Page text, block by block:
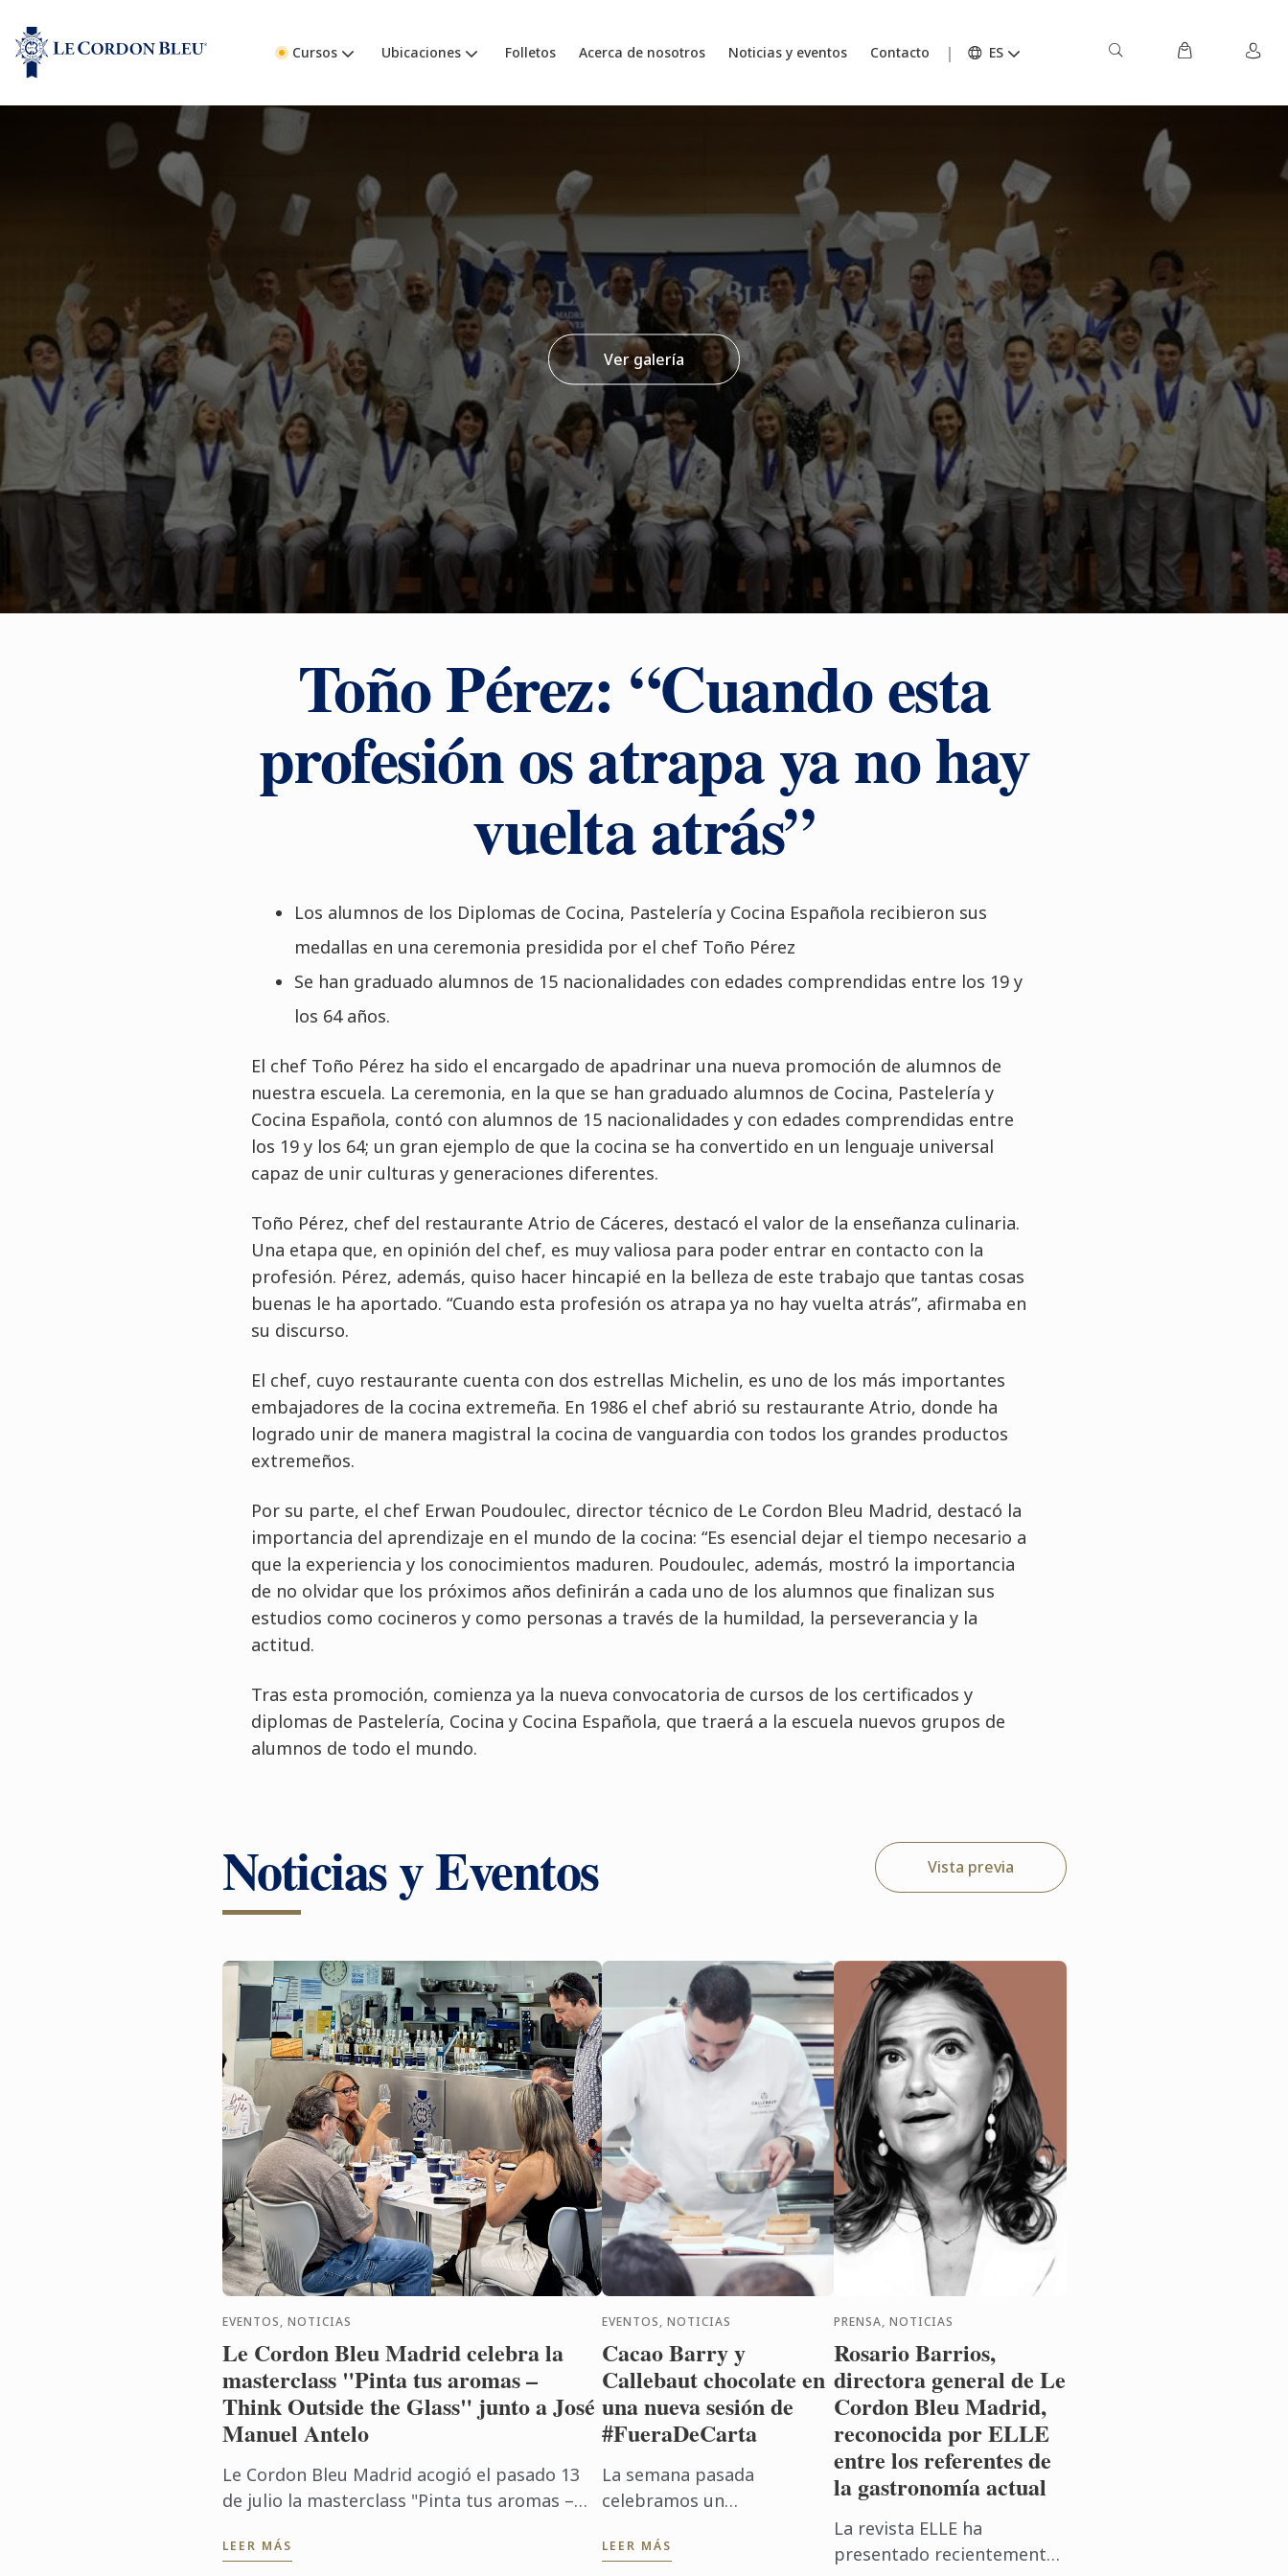
Cursos Ubicaciones Folletos Acerca de nosotros Noticias y eventos Contacto ES
Ver galería
Toño Pérez: “Cuando esta
profesión os atrapa ya no hay
vuelta atrás”
Los alumnos de los Diplomas de Cocina, Pastelería y Cocina Española recibieron sus
medallas en una ceremonia presidida por el chef Toño Pérez
Se han graduado alumnos de 15 nacionalidades con edades comprendidas entre los 19 y
los 64 años.
El chef Toño Pérez ha sido el encargado de apadrinar una nueva promoción de alumnos de
nuestra escuela. La ceremonia, en la que se han graduado alumnos de Cocina, Pastelería y
Cocina Española, contó con alumnos de 15 nacionalidades y con edades comprendidas entre
los 19 y los 64; un gran ejemplo de que la cocina se ha convertido en un lenguaje universal
capaz de unir culturas y generaciones diferentes.
Toño Pérez, chef del restaurante Atrio de Cáceres, destacó el valor de la enseñanza culinaria.
Una etapa que, en opinión del chef, es muy valiosa para poder entrar en contacto con la
profesión. Pérez, además, quiso hacer hincapié en la belleza de este trabajo que tantas cosas
buenas le ha aportado. “Cuando esta profesión os atrapa ya no hay vuelta atrás”, afirmaba en
su discurso.
El chef, cuyo restaurante cuenta con dos estrellas Michelin, es uno de los más importantes
embajadores de la cocina extremeña. En 1986 el chef abrió su restaurante Atrio, donde ha
logrado unir de manera magistral la cocina de vanguardia con todos los grandes productos
extremeños.
Por su parte, el chef Erwan Poudoulec, director técnico de Le Cordon Bleu Madrid, destacó la
importancia del aprendizaje en el mundo de la cocina: “Es esencial dejar el tiempo necesario a
que la experiencia y los conocimientos maduren. Poudoulec, además, mostró la importancia
de no olvidar que los próximos años definirán a cada uno de los alumnos que finalizan sus
estudios como cocineros y como personas a través de la humildad, la perseverancia y la
actitud.
Tras esta promoción, comienza ya la nueva convocatoria de cursos de los certificados y
diplomas de Pastelería, Cocina y Cocina Española, que traerá a la escuela nuevos grupos de
alumnos de todo el mundo.
Noticias y Eventos Vista previa
EVENTOS, NOTICIAS
Le Cordon Bleu Madrid celebra la
masterclass "Pinta tus aromas –
Think Outside the Glass" junto a José
Manuel Antelo
Le Cordon Bleu Madrid acogió el pasado 13
de julio la masterclass "Pinta tus aromas –
Manuel Antelo, experto en ...
LEER MÁS
EVENTOS, NOTICIAS
Cacao Barry y
Callebaut chocolate en
una nueva sesión de
#FueraDeCarta
La semana pasada
celebramos un
versiones en chocolate”
LEER MÁS
PRENSA, NOTICIAS
Rosario Barrios,
directora general de Le
Cordon Bleu Madrid,
reconocida por ELLE
entre los referentes de
la gastronomía actual
La revista ELLE ha
presentado recientemente